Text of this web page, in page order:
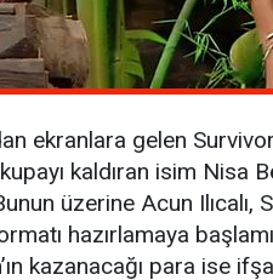
ekranlara gelen
kaldıran isim Nisa
üzerine Acun
hazırlamaya
kazanacağı para ise